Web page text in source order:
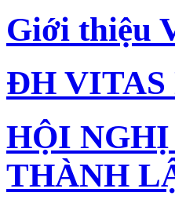
Giới thiệu
ĐH VITAS
HỘI
THÀNH